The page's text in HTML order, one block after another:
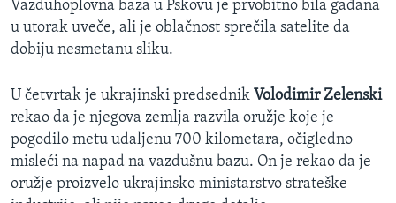
Vazduhoplovna baza u Pskovu je prvobitno bila gađana
u utorak uveče, ali je oblačnost sprečila satelite da
dobiju nesmetanu sliku.
U četvrtak je ukrajinski predsednik Volodimir Zelenski
rekao da je njegova zemlja razvila oružje koje je
pogodilo metu udaljenu 700 kilometara, očigledno
misleći na napad na vazdušnu bazu. On je rekao da je
oružje proizvelo ukrajinsko ministarstvo strateške